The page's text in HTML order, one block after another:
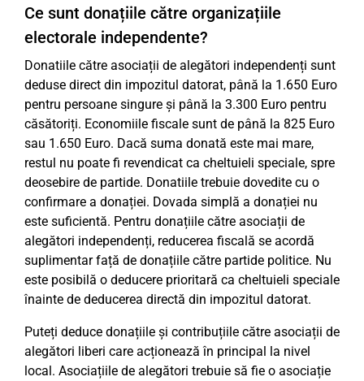
Ce sunt donațiile către organizațiile
electorale independente?
Donatiile către asociații de alegători independenți sunt
deduse direct din impozitul datorat, până la 1.650 Euro
pentru persoane singure și până la 3.300 Euro pentru
căsătoriți. Economiile fiscale sunt de până la 825 Euro
sau 1.650 Euro. Dacă suma donată este mai mare,
restul nu poate fi revendicat ca cheltuieli speciale, spre
deosebire de partide. Donatiile trebuie dovedite cu o
confirmare a donației. Dovada simplă a donației nu
este suficientă. Pentru donațiile către asociații de
alegători independenți, reducerea fiscală se acordă
suplimentar față de donațiile către partide politice. Nu
este posibilă o deducere prioritară ca cheltuieli speciale
înainte de deducerea directă din impozitul datorat.
Puteți deduce donațiile și contribuțiile către asociații de
alegători liberi care acționează în principal la nivel
local. Asociațiile de alegători trebuie să fie o asociație